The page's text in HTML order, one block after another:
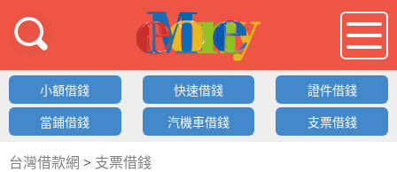
借錢LOGO
小額借錢 快速借錢 證件借錢
當鋪借錢 汽機車借錢 支票借錢
台灣借款網 > 支票借錢